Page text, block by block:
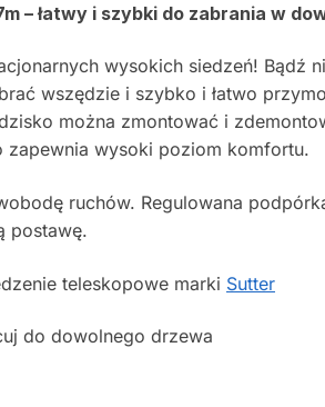
– łatwy i szybki do zabrania w
wysokich siedzeń! Bądź
wszędzie i szybko i łatwo
można zmontować i
zapewnia wysoki poziom komfortu.
ruchów. Regulowana
postawę.
teleskopowe marki Sutter
do dowolnego drzewa